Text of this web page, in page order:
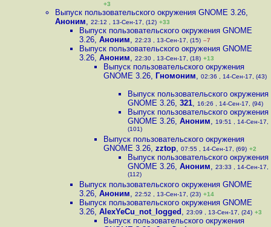
+3
Выпуск пользовательского окружения GNOME 3.26,
Аноним, 22:12 , 13-Сен-17, (12) +33
Выпуск пользовательского окружения GNOME
3.26, Аноним, 22:23 , 13-Сен-17, (15) –7
Выпуск пользовательского окружения GNOME
3.26, Аноним, 22:30 , 13-Сен-17, (18) +13
Выпуск пользовательского окружения
GNOME 3.26, Гномоним, 02:36 , 14-Сен-17, (43)
Выпуск пользовательского окружения
GNOME 3.26, 321, 16:26 , 14-Сен-17, (94)
Выпуск пользовательского окружения
GNOME 3.26, Аноним, 19:51 , 14-Сен-17,
(101)
Выпуск пользовательского окружения
GNOME 3.26, zztop, 07:55 , 14-Сен-17, (69) +2
Выпуск пользовательского окружения
GNOME 3.26, Аноним, 23:33 , 14-Сен-17,
(112)
Выпуск пользовательского окружения GNOME
3.26, Аноним, 22:52 , 13-Сен-17, (23) +14
Выпуск пользовательского окружения GNOME
3.26, AlexYeCu_not_logged , 23:09 , 13-Сен-17, (24) +3
Выпуск пользовательского окружения